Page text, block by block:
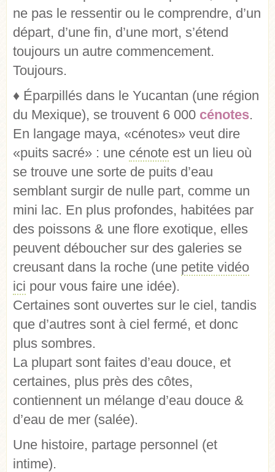
ne pas le ressentir ou le comprendre, d’un
départ, d’une fin, d’une mort, s’étend
toujours un autre commencement.
Toujours.
♦ Éparpillés dans le Yucantan (une région
du Mexique), se trouvent 6 000 cénotes.
En langage maya, «cénotes» veut dire
«puits sacré» : une cénote est un lieu où
se trouve une sorte de puits d’eau
semblant surgir de nulle part, comme un
mini lac. En plus profondes, habitées par
des poissons & une flore exotique, elles
peuvent déboucher sur des galeries se
creusant dans la roche (une petite vidéo
ici pour vous faire une idée).
Certaines sont ouvertes sur le ciel, tandis
que d’autres sont à ciel fermé, et donc
plus sombres.
La plupart sont faites d’eau douce, et
certaines, plus près des côtes,
contiennent un mélange d’eau douce &
d’eau de mer (salée).
Une histoire, partage personnel (et
intime).